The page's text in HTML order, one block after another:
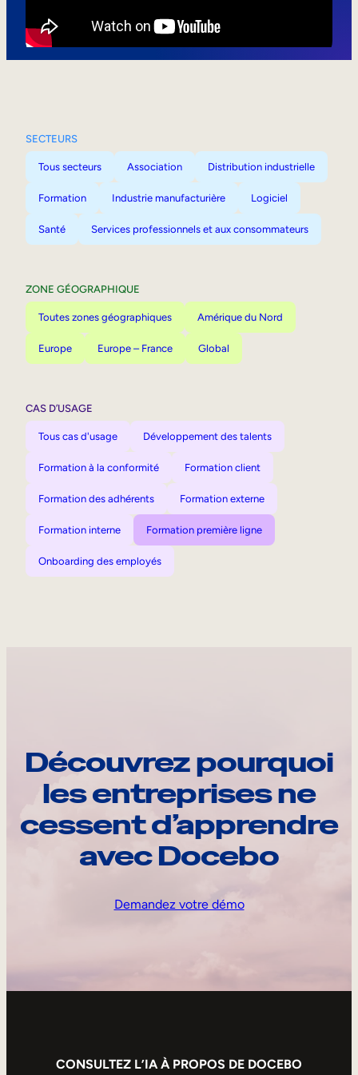
SECTEURS
Tous secteurs Association Distribution industrielle
Formation Industrie manufacturière Logiciel
Santé Services professionnels et aux consommateurs
ZONE GÉOGRAPHIQUE
Toutes zones géographiques Amérique du Nord
Europe Europe – France Global
CAS D’USAGE
Tous cas d'usage Développement des talents
Formation à la conformité Formation client
Formation des adhérents Formation externe
Formation interne Formation première ligne
Onboarding des employés
Découvrez pourquoi
les entreprises ne
cessent d’apprendre
avec Docebo
Demandez votre démo
CONSULTEZ L’IA À PROPOS DE DOCEBO